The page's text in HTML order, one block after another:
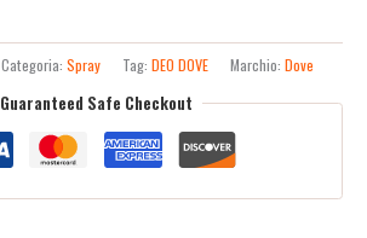
Categoria: Spray Tag: DEO DOVE Marchio: Dove
Guaranteed Safe Checkout